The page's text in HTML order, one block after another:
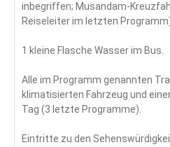
inbegriffen; Musandam-
Reiseleiter im letzten
1 kleine Flasche Wasser im Bus.
Alle im Programm genannten
klimatisierten Fahrzeug und
Tag (3 letzte Programme).
Eintritte zu den